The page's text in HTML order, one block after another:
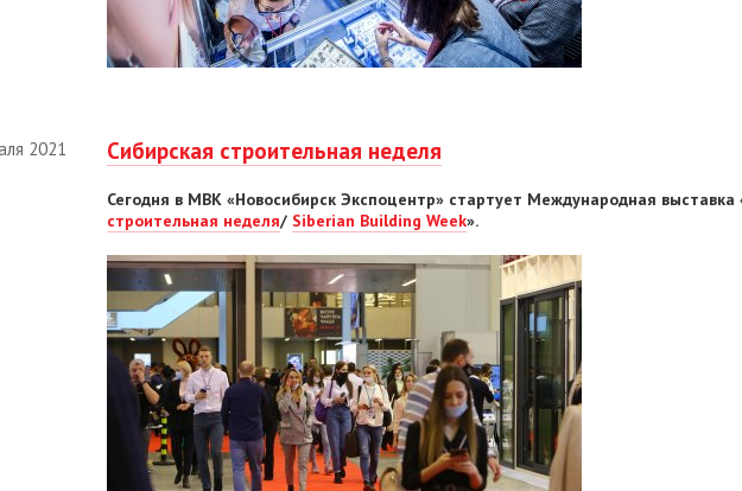
2021 Сибирская строительная неделя
Сегодня в МВК «Новосибирск Экспоцентр» стартует Международная выставка
строительная неделя/ Siberian Building Week».